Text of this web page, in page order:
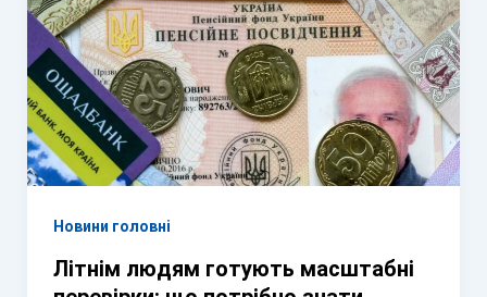
Новини головні
Літнім людям готують масштабні